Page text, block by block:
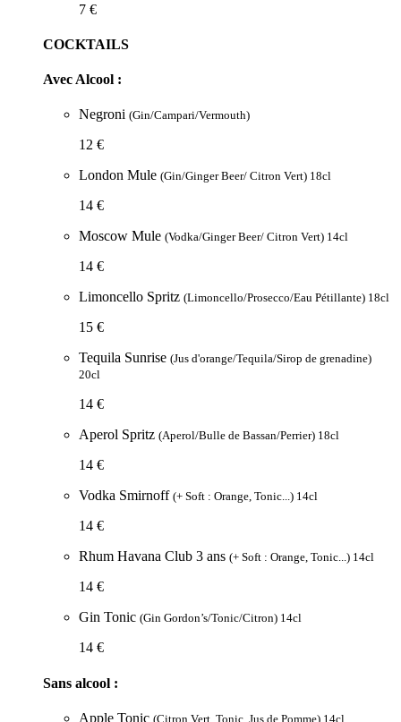
7 €
COCKTAILS
Avec Alcool :
Negroni (Gin/Campari/Vermouth)
12 €
London Mule (Gin/Ginger Beer/ Citron Vert) 18cl
14 €
Moscow Mule (Vodka/Ginger Beer/ Citron Vert) 14cl
14 €
Limoncello Spritz (Limoncello/Prosecco/Eau Pétillante) 18cl
15 €
Tequila Sunrise (Jus d'orange/Tequila/Sirop de grenadine)
20cl
14 €
Aperol Spritz (Aperol/Bulle de Bassan/Perrier) 18cl
14 €
Vodka Smirnoff (+ Soft : Orange, Tonic...) 14cl
14 €
Rhum Havana Club 3 ans (+ Soft : Orange, Tonic...) 14cl
14 €
Gin Tonic (Gin Gordon’s/Tonic/Citron) 14cl
14 €
Sans alcool :
Apple Tonic (Citron Vert, Tonic, Jus de Pomme) 14cl